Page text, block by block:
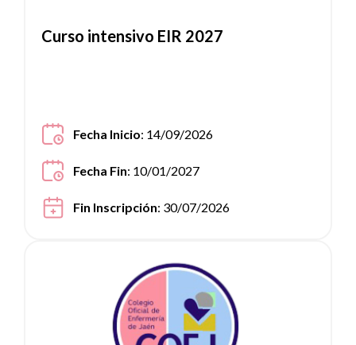
Curso intensivo EIR 2027
Fecha Inicio: 14/09/2026
Fecha Fin: 10/01/2027
Fin Inscripción: 30/07/2026